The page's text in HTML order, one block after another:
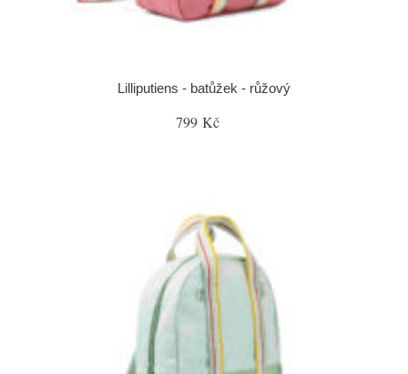
Lilliputiens - batůžek - růžový
799 Kč